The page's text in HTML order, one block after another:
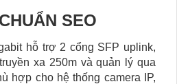
SEO
hỗ trợ 2 cổng SFP uplink,
xa 250m và quản lý qua
hợp cho hệ thống camera IP,